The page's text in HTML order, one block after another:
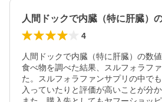
4
人間ドックで内臓（特に肝臓）の数
食べ物を調べた結果、スルフォラフ
た。スルフォラファンサプリの中で
入っていたりと評価が高いことが分か